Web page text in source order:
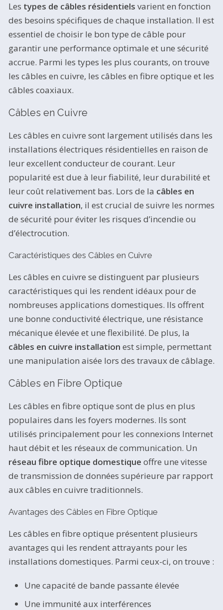
Les types de câbles résidentiels varient en fonction
des besoins spécifiques de chaque installation. Il est
essentiel de choisir le bon type de câble pour
garantir une performance optimale et une sécurité
accrue. Parmi les types les plus courants, on trouve
les câbles en cuivre, les câbles en fibre optique et les
câbles coaxiaux.
Câbles en Cuivre
Les câbles en cuivre sont largement utilisés dans les
installations électriques résidentielles en raison de
leur excellent conducteur de courant. Leur
popularité est due à leur fiabilité, leur durabilité et
leur coût relativement bas. Lors de la câbles en
cuivre installation, il est crucial de suivre les normes
de sécurité pour éviter les risques d’incendie ou
d’électrocution.
Caractéristiques des Câbles en Cuivre
Les câbles en cuivre se distinguent par plusieurs
caractéristiques qui les rendent idéaux pour de
nombreuses applications domestiques. Ils offrent
une bonne conductivité électrique, une résistance
mécanique élevée et une flexibilité. De plus, la
câbles en cuivre installation est simple, permettant
une manipulation aisée lors des travaux de câblage.
Câbles en Fibre Optique
Les câbles en fibre optique sont de plus en plus
populaires dans les foyers modernes. Ils sont
utilisés principalement pour les connexions Internet
haut débit et les réseaux de communication. Un
réseau fibre optique domestique offre une vitesse
de transmission de données supérieure par rapport
aux câbles en cuivre traditionnels.
Avantages des Câbles en Fibre Optique
Les câbles en fibre optique présentent plusieurs
avantages qui les rendent attrayants pour les
installations domestiques. Parmi ceux-ci, on trouve :
Une capacité de bande passante élevée
Une immunité aux interférences